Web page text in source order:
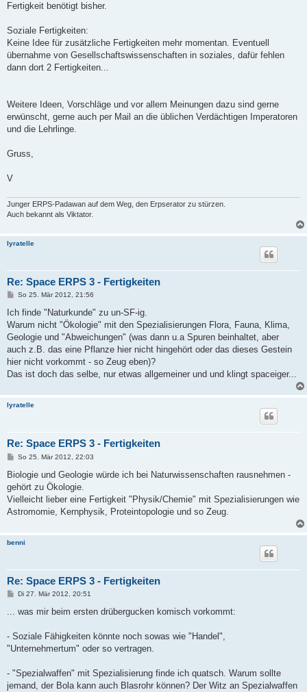
Fertigkeit benötigt bisher.
Soziale Fertigkeiten:
Keine Idee für zusätzliche Fertigkeiten mehr momentan. Eventuell
übernahme von Gesellschaftswissenschaften in soziales, dafür fehlen
dann dort 2 Fertigkeiten...
Weitere Ideen, Vorschläge und vor allem Meinungen dazu sind gerne
erwünscht, gerne auch per Mail an die üblichen Verdächtigen Imperatoren
und die Lehrlinge.
Gruss,
V
Junger ERPS-Padawan auf dem Weg, den Erpserator zu stürzen.
Auch bekannt als Viktator.
lyratelle
Re: Space ERPS 3 - Fertigkeiten
B
i
r
a
So 25. Mär 2012, 21:56
Ich finde "Naturkunde" zu un-SF-ig.
Warum nicht "Ökologie" mit den Spezialisierungen Flora, Fauna, Klima,
Geologie und "Abweichungen" (was dann u.a Spuren beinhaltet, aber
auch z.B. das eine Pflanze hier nicht hingehört oder das dieses Gestein
hier nicht vorkommt - so Zeug eben)?
Das ist doch das selbe, nur etwas allgemeiner und und klingt spaceiger...
lyratelle
Re: Space ERPS 3 - Fertigkeiten
B
i
r
a
So 25. Mär 2012, 22:03
Biologie und Geologie würde ich bei Naturwissenschaften rausnehmen -
gehört zu Ökologie.
Vielleicht lieber eine Fertigkeit "Physik/Chemie" mit Spezialisierungen wie
Astromomie, Kernphysik, Proteintopologie und so Zeug.
benni
Re: Space ERPS 3 - Fertigkeiten
B
a
Di 27. Mär 2012, 20:51
... was mir beim ersten drübergucken komisch vorkommt:
- Soziale Fähigkeiten könnte noch sowas wie "Handel",
"Unternehmertum" oder so vertragen.
- "Spezialwaffen" mit Spezialisierung finde ich quatsch. Warum sollte
jemand, der Bola kann auch Blasrohr können? Der Witz an Spezialwaffen